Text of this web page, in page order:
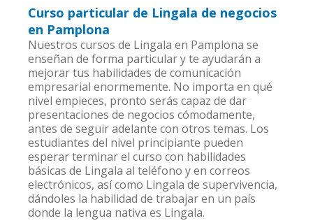
Curso particular de Lingala de negocios
en Pamplona
Nuestros cursos de Lingala en Pamplona se
enseñan de forma particular y te ayudarán a
mejorar tus habilidades de comunicación
empresarial enormemente. No importa en qué
nivel empieces, pronto serás capaz de dar
presentaciones de negocios cómodamente,
antes de seguir adelante con otros temas. Los
estudiantes del nivel principiante pueden
esperar terminar el curso con habilidades
básicas de Lingala al teléfono y en correos
electrónicos, así como Lingala de supervivencia,
dándoles la habilidad de trabajar en un país
donde la lengua nativa es Lingala.